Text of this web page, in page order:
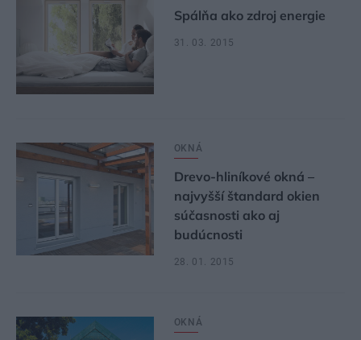
Spálňa ako zdroj energie
31. 03. 2015
OKNÁ
Drevo-hliníkové okná –
najvyšší štandard okien
súčasnosti ako aj
budúcnosti
28. 01. 2015
OKNÁ